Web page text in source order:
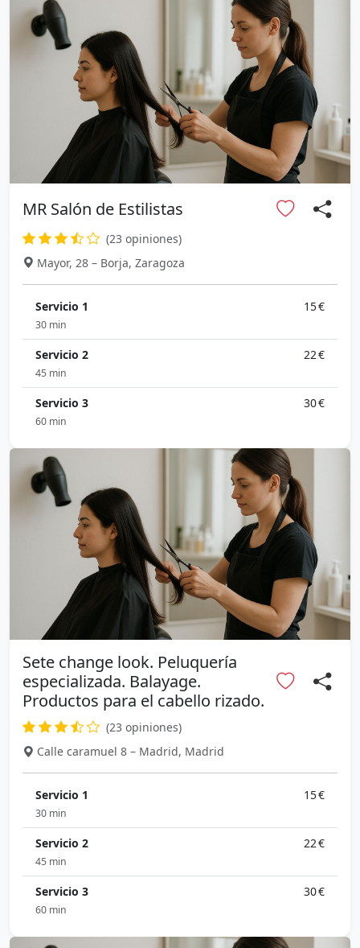
MR Salón de Estilistas
(23 opiniones)
Mayor, 28 – Borja, Zaragoza
Servicio 1 15 €
30 min
Servicio 2 22 €
45 min
Servicio 3 30 €
60 min
Sete change look. Peluquería
especializada. Balayage.
Productos para el cabello rizado.
(23 opiniones)
Calle caramuel 8 – Madrid, Madrid
Servicio 1 15 €
30 min
Servicio 2 22 €
45 min
Servicio 3 30 €
60 min